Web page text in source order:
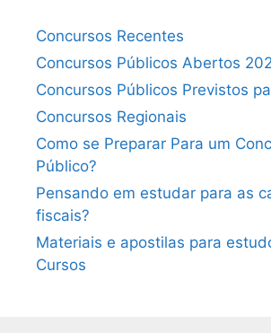
Concursos Recentes
Concursos Públicos Abertos
Concursos Públicos Previstos
Concursos Regionais
Como se Preparar Para um
Público?
Pensando em estudar para as
fiscais?
Materiais e apostilas para
Cursos